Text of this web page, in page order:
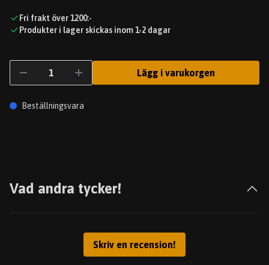
Fri frakt över 1200:-
Produkter i lager skickas inom 1-2 dagar
Lägg i varukorgen
Beställningsvara
Vad andra tycker!
Skriv en recension!